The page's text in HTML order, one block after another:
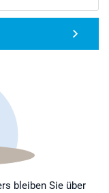
bleiben Sie über